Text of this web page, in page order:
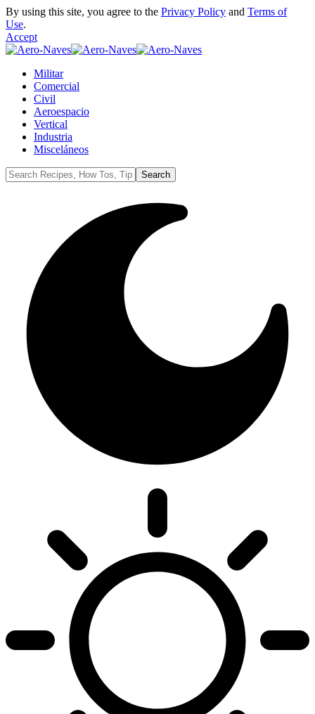
By using this site, you agree to the Privacy Policy and Terms of
Use.
Accept
Militar
Comercial
Civil
Aeroespacio
Vertical
Industria
Misceláneos